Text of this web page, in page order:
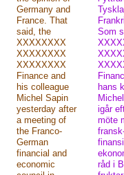
Germany and
France. That
said, the
XXXXXXXX
XXXXXXXX
XXXXXXXX
Finance and
his colleague
Michel Sapin
yesterday after
a meeting of
the Franco-
German
financial and
economic
Som
hans
igår
möte
råd i